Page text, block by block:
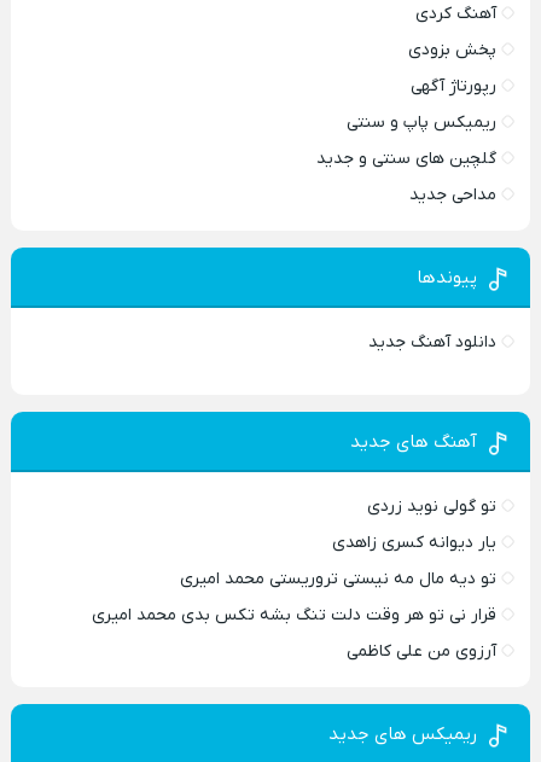
آهنگ کردی
پخش بزودی
رپورتاژ آگهی
ریمیکس پاپ و سنتی
گلچین های سنتی و جدید
مداحی جدید
پیوندها
دانلود آهنگ جدید
آهنگ های جدید
تو گولی نوید زردی
یار دیوانه کسری زاهدی
تو دیه مال مه نیستی تروریستی محمد امیری
قرار نی تو هر وقت دلت تنگ بشه تکس بدی محمد امیری
آرزوی من علی کاظمی
ریمیکس های جدید